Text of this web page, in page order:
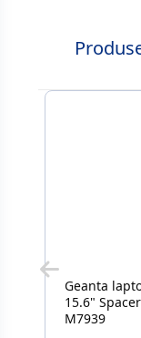
Geanta
15.6"
M7939